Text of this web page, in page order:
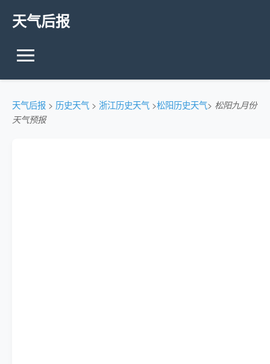
天气后报
天气后报 > 历史天气 > 浙江历史天气 >松阳历史天气> 松阳九月份
天气预报